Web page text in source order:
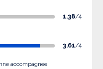
1.38/4
3.61/4
accompagnée